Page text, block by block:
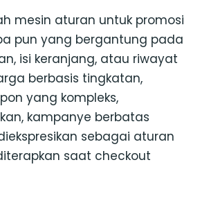
mesin aturan untuk promosi
pun yang bergantung pada
isi keranjang, atau riwayat
berbasis tingkatan,
yang kompleks,
kampanye berbatas
sebagai aturan
saat checkout